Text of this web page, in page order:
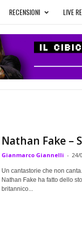
l
C
c
i
RECENSIONI LIVE
Nathan Fake –
Gianmarco Giannelli - 24/
Un cantastorie che non
Nathan Fake ha fatto dello
britannico...